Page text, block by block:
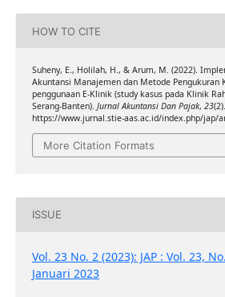
HOW TO CITE
Suheny, E., Holilah, H., & Arum, M. (2022).
Akuntansi Manajemen dan Metode Pengukuran
penggunaan E-Klinik (study kasus pada Klinik
Serang-Banten). Jurnal Akuntansi Dan Pajak, 23
https://www.jurnal.stie-aas.ac.id/index.php/jap/
More Citation Formats
ISSUE
Vol. 23 No. 2 (2023): JAP : Vol. 23,
Januari 2023